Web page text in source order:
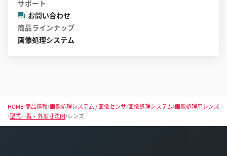
サポート
お問い合わせ
商品ラインナップ
画像処理システム
HOME 商品情報 画像処理システム / 画像センサ 画像処理システム 画像処理用レンズ
型式一覧・外形寸法図 レンズ